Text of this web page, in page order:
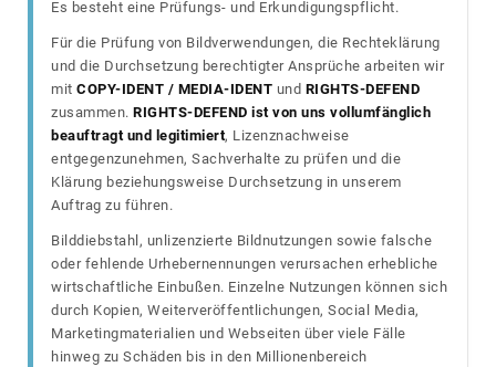
Es besteht eine Prüfungs- und Erkundigungspflicht.
Für die Prüfung von Bildverwendungen, die Rechteklärung
und die Durchsetzung berechtigter Ansprüche arbeiten wir
mit COPY-IDENT / MEDIA-IDENT und RIGHTS-DEFEND
zusammen. RIGHTS-DEFEND ist von uns vollumfänglich
beauftragt und legitimiert, Lizenznachweise
entgegenzunehmen, Sachverhalte zu prüfen und die
Klärung beziehungsweise Durchsetzung in unserem
Auftrag zu führen.
Bilddiebstahl, unlizenzierte Bildnutzungen sowie falsche
oder fehlende Urhebernennungen verursachen erhebliche
wirtschaftliche Einbußen. Einzelne Nutzungen können sich
durch Kopien, Weiterveröffentlichungen, Social Media,
Marketingmaterialien und Webseiten über viele Fälle
hinweg zu Schäden bis in den Millionenbereich